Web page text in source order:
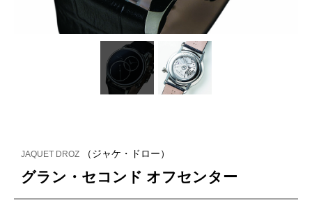
JAQUET DROZ （ジャケ・ドロー）
グラン・セコンド オフセンター